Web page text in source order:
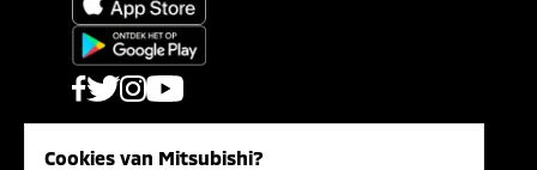
Cookies van Mitsubishi?